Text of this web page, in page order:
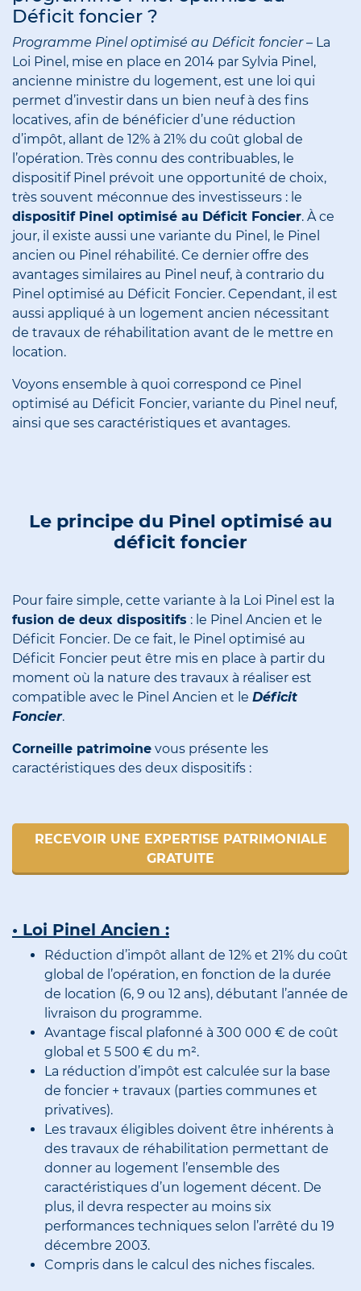
Déficit foncier ?
Programme Pinel optimisé au Déficit foncier – La
Loi Pinel, mise en place en 2014 par Sylvia Pinel,
ancienne ministre du logement, est une loi qui
permet d’investir dans un bien neuf à des fins
locatives, afin de bénéficier d’une réduction
d’impôt, allant de 12% à 21% du coût global de
l’opération. Très connu des contribuables, le
dispositif Pinel prévoit une opportunité de choix,
très souvent méconnue des investisseurs : le
dispositif Pinel optimisé au Déficit Foncier. Àce
jour, il existe aussi une variante du Pinel, le Pinel
ancien ou Pinel réhabilité. Ce dernier offre des
avantages similaires au Pinel neuf, à contrario du
Pinel optimisé au Déficit Foncier. Cependant, il est
aussi appliqué à un logement ancien nécessitant
de travaux de réhabilitation avant de le mettre en
location.
Voyons ensemble à quoi correspond ce Pinel
optimisé au Déficit Foncier, variante du Pinel neuf,
ainsi que ses caractéristiques et avantages.
Le principe du Pinel optimisé au
déficit foncier
Pour faire simple, cette variante à la Loi Pinel est la
fusion de deux dispositifs : le Pinel Ancien et le
Déficit Foncier. De ce fait, le Pinel optimisé au
Déficit Foncier peut être mis en place à partir du
moment où la nature des travaux à réaliser est
compatible avec le Pinel Ancien et le Déficit
Foncier.
Corneille patrimoine vous présente les
caractéristiques des deux dispositifs :
RECEVOIR UNE EXPERTISE PATRIMONIALE
GRATUITE
• Loi Pinel Ancien :
Réduction d’impôt allant de 12% et 21% du coût
global de l’opération, en fonction de la durée
de location (6, 9 ou 12 ans), débutant l’année de
livraison du programme.
Avantage fiscal plafonné à 300 000 € de coût
global et 5 500 € du m².
La réduction d’impôt est calculée sur la base
de foncier + travaux (parties communes et
privatives).
Les travaux éligibles doivent être inhérents à
des travaux de réhabilitation permettant de
donner au logement l’ensemble des
caractéristiques d’un logement décent. De
plus, il devra respecter au moins six
performances techniques selon l’arrêté du 19
décembre 2003.
Compris dans le calcul des niches fiscales.